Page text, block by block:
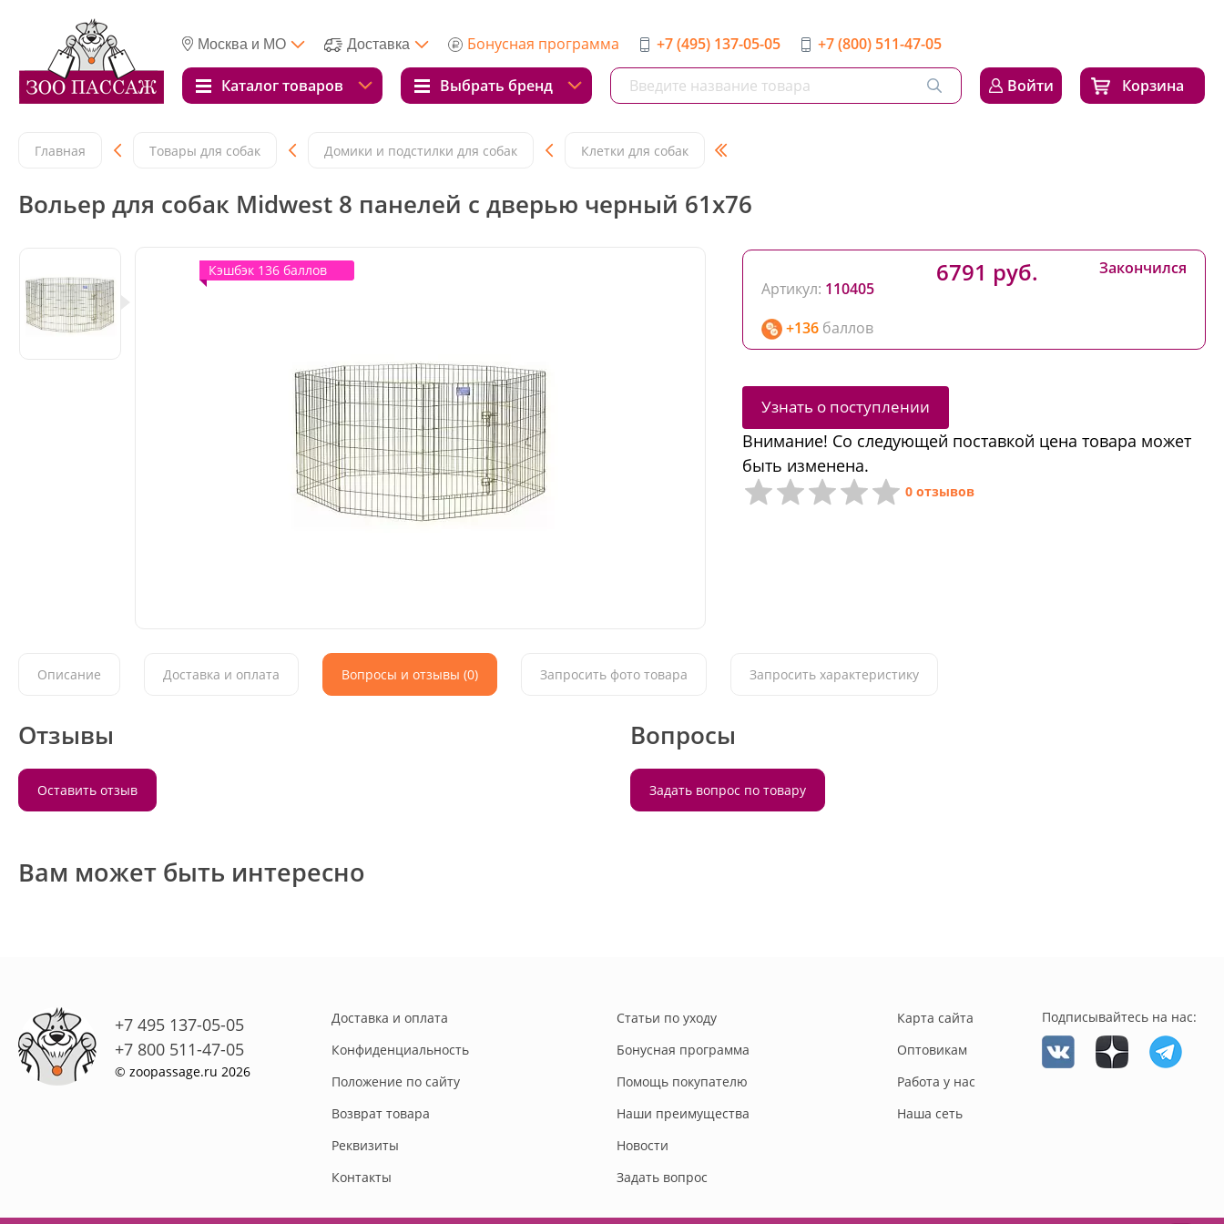
Москва и МО Доставка Бонусная программа +7 (495) 137-05-05 +7 (800) 511-47-05
Каталог товаров Выбрать бренд Войти Корзина
Главная Товары для собак Домики и подстилки для собак Клетки для собак
Вольер для собак Midwest 8 панелей с дверью черный 61x76
Кэшбэк 136 баллов
Кэшбэк 136 баллов
Артикул: 110405
+136 баллов
6791 руб. Закончился
Узнать о поступлении
Внимание! Со следующей поставкой цена товара может
быть изменена.
0 отзывов
Описание Доставка и оплата Вопросы и отзывы (0) Запросить фото товара Запросить характеристику
Отзывы
Оставить отзыв
Вопросы
Задать вопрос по товару
Вам может быть интересно
+7 495 137-05-05
+7 800 511-47-05
© zoopassage.ru 2026
Доставка и оплата
Конфиденциальность
Положение по сайту
Возврат товара
Реквизиты
Контакты
Статьи по уходу
Бонусная программа
Помощь покупателю
Наши преимущества
Новости
Задать вопрос
Карта сайта
Оптовикам
Работа у нас
Наша сеть
Подписывайтесь на нас: